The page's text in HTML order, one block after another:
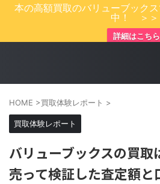
本の高額買取のバリューブック
中！ ＞＞
詳細はこちら
HOME >買取体験レポート >
買取体験レポート
バリューブックスの買取
売って検証した査定額と